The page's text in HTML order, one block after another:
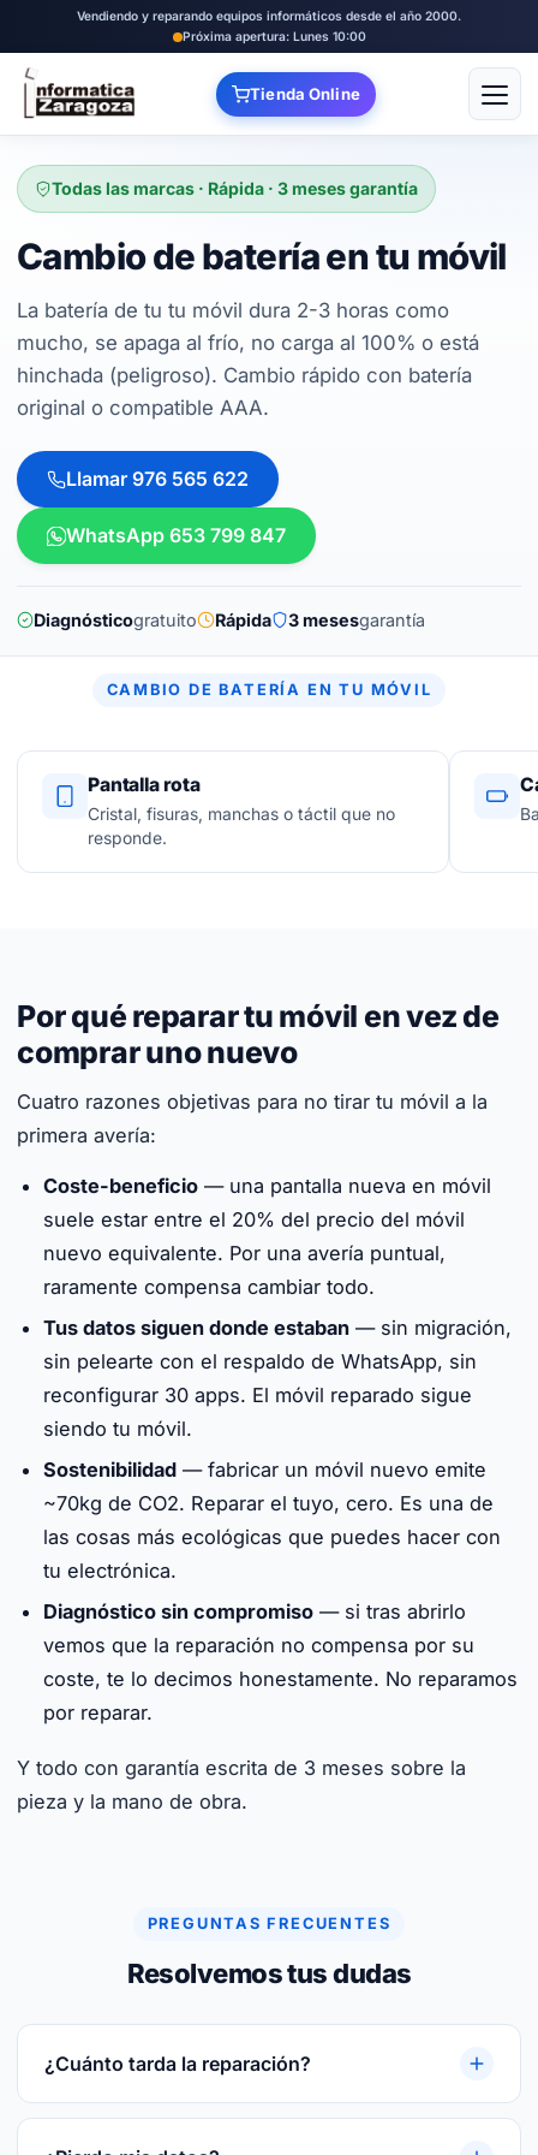
Vendiendo y reparando equipos informáticos desde el año 2000.
Próxima apertura: Lunes 10:00
Tienda Online Abrir
Todas las marcas · Rápida · 3 meses garantía
Cambio de batería en tu móvil
La batería de tu tu móvil dura 2-3 horas como
mucho, se apaga al frío, no carga al 100% o está
hinchada (peligroso). Cambio rápido con batería
original o compatible AAA.
Llamar 976 565 622
WhatsApp 653 799 847
Diagnósticogratuito Rápida 3 mesesgarantía
CAMBIO DE BATERÍA EN TU MÓVIL
Pantalla rota
Cristal, fisuras, manchas o táctil que no
responde.
Por qué reparar tu móvil en vez de
comprar uno nuevo
Cuatro razones objetivas para no tirar tu móvil a la
primera avería:
Coste-beneficio — una pantalla nueva en móvil
suele estar entre el 20% del precio del móvil
nuevo equivalente. Por una avería puntual,
raramente compensa cambiar todo.
Tus datos siguen donde estaban — sin migración,
sin pelearte con el respaldo de WhatsApp, sin
reconfigurar 30 apps. El móvil reparado sigue
siendo tu móvil.
Sostenibilidad — fabricar un móvil nuevo emite
~70kg de CO2. Reparar el tuyo, cero. Es una de
las cosas más ecológicas que puedes hacer con
tu electrónica.
Diagnóstico sin compromiso — si tras abrirlo
vemos que la reparación no compensa por su
coste, te lo decimos honestamente. No reparamos
por reparar.
Y todo con garantía escrita de 3 meses sobre la
pieza y la mano de obra.
PREGUNTAS FRECUENTES
Resolvemos tus dudas
¿Cuánto tarda la reparación?
Reparaciones rápidas. Te damos plazo cerrado
tras el diagnóstico gratuito. Te damos plazo